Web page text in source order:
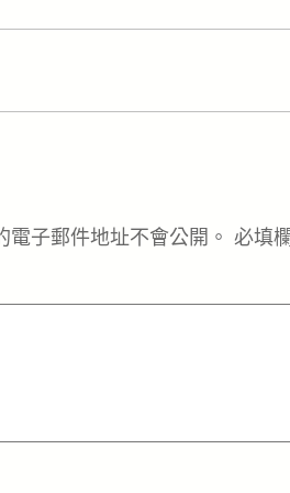
子郵件地址不會公開。 必填